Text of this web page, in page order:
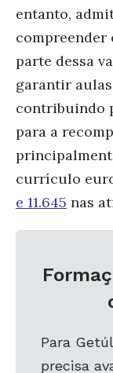
entanto,
compreender
parte dessa
garantir
contribuindo
para a
currículo
e 11.645 nas
Para
precisa